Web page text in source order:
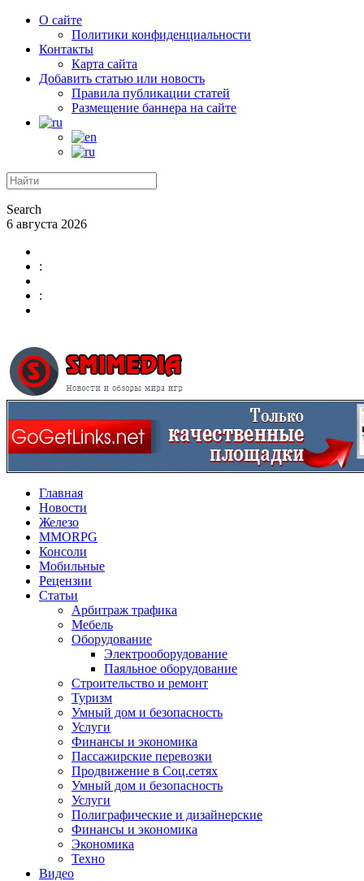
О сайте
Политики конфиденциальности
Контакты
Карта сайта
Добавить статью или новость
Правила публикации статей
Размещение баннера на сайте
Search
6 августа 2026
:
:
Главная
Новости
Железо
MMORPG
Консоли
Мобильные
Рецензии
Статьи
Арбитраж трафика
Мебель
Оборудование
Электрооборудование
Паяльное оборудование
Строительство и ремонт
Туризм
Умный дом и безопасность
Услуги
Финансы и экономика
Пассажирские перевозки
Продвижение в Соц.сетях
Умный дом и безопасность
Услуги
Полиграфические и дизайнерские
Финансы и экономика
Экономика
Техно
Видео